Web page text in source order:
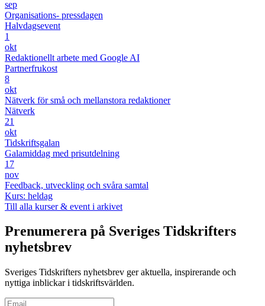
sep
Organisations- pressdagen
Halvdagsevent
1
okt
Redaktionellt arbete med Google AI
Partnerfrukost
8
okt
Nätverk för små och mellanstora redaktioner
Nätverk
21
okt
Tidskriftsgalan
Galamiddag med prisutdelning
17
nov
Feedback, utveckling och svåra samtal
Kurs: heldag
Till alla kurser & event i arkivet
Prenumerera på Sveriges Tidskrifters
nyhetsbrev
Sveriges Tidskrifters nyhetsbrev ger aktuella, inspirerande och
nyttiga inblickar i tidskriftsvärlden.